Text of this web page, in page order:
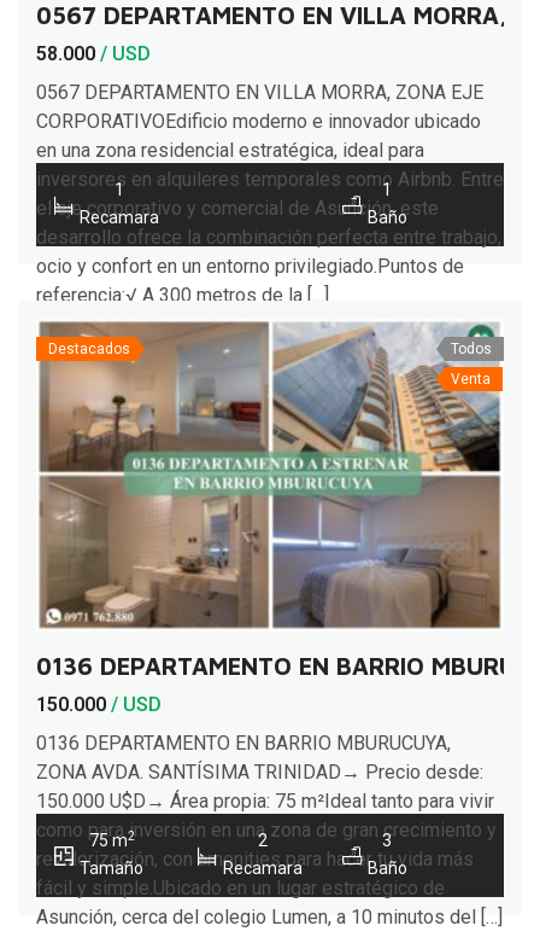
0567 DEPARTAMENTO EN VILLA MORRA,
58.000 / USD
0567 DEPARTAMENTO EN VILLA MORRA, ZONA EJE
CORPORATIVOEdificio moderno e innovador ubicado
en una zona residencial estratégica, ideal para
inversores en alquileres temporales como Airbnb. Entre
el eje corporativo y comercial de Asunción, este
desarrollo ofrece la combinación perfecta entre trabajo,
ocio y confort en un entorno privilegiado.Puntos de
referencia:√ A 300 metros de la […]
1
Recamara
1
Baño
Destacados
Todos
Venta
0136 DEPARTAMENTO EN BARRIO
150.000 / USD
0136 DEPARTAMENTO EN BARRIO MBURUCUYA,
ZONA AVDA. SANTÍSIMA TRINIDAD→ Precio desde:
150.000 U$D→ Área propia: 75 m²Ideal tanto para vivir
como para inversión en una zona de gran crecimiento y
revalorización, con amenities para hacer tu vida más
fácil y simple.Ubicado en un lugar estratégico de
Asunción, cerca del colegio Lumen, a 10 minutos del […]
75 m2
Tamaño
2
Recamara
3
Baño